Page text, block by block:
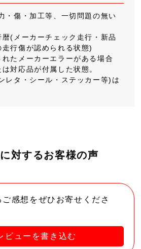
・傷・加工等、一切問題の無い
(メーカーチェック走行・新品
行傷が認められる状態)
れたメーカーエラーがある場合
対応品が付属した状態。
レタ・シール・ステッカー等)は
対するお客様の声
感想をぜひお寄せくださ
ビューを書き込む